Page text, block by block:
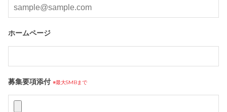
ホームページ
募集要項添付 ※最大5MBまで